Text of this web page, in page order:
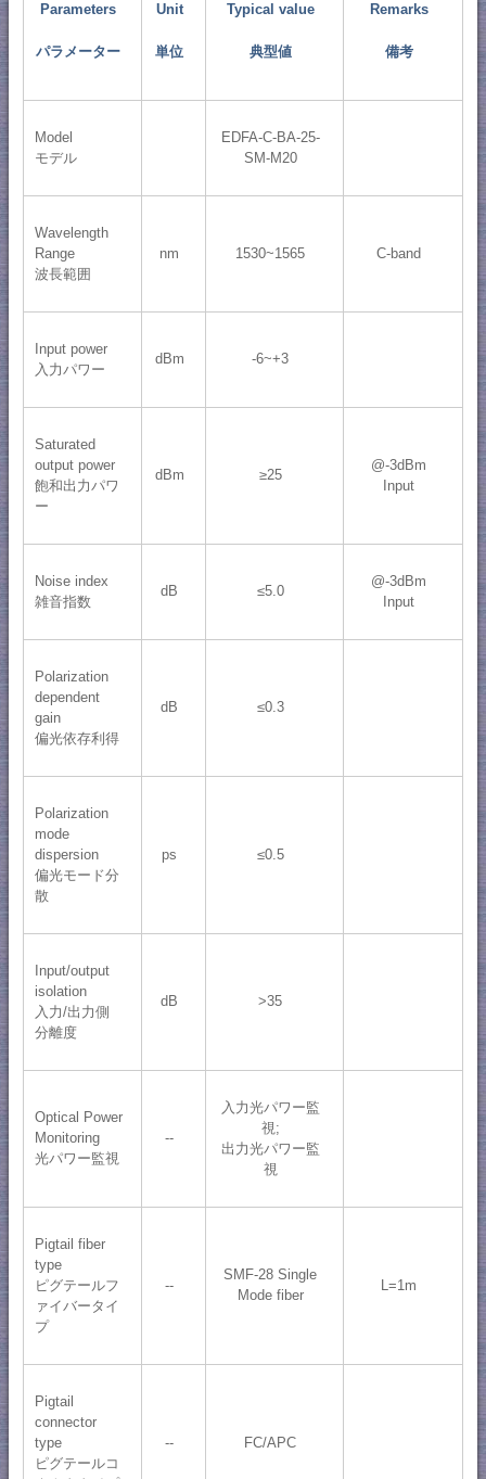
Parameters
パラメーター
Unit
単位
Typical value
典型値
Remarks
備考
Model
モデル
EDFA-C-BA-25-
SM-M20
Wavelength
Range
波長範囲
nm 1530~1565 C-band
Input power
入力パワー
dBm -6~+3
Saturated
output power
飽和出力パワ
ー
dBm ≥25
@-3dBm
Input
Noise index
雑音指数
dB ≤5.0
@-3dBm
Input
Polarization
dependent
gain
偏光依存利得
dB ≤0.3
Polarization
mode
dispersion
偏光モード分
散
ps ≤0.5
Input/output
isolation
入力/出力側
分離度
dB >35
Optical Power
Monitoring
光パワー監視
--
入力光パワー監
視;
出力光パワー監
視
Pigtail fiber
type
ピグテールフ
ァイバータイ
プ
--
SMF-28 Single
Mode fiber
L=1m
Pigtail
connector
type
ピグテールコ
-- FC/APC